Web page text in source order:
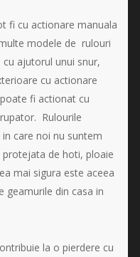
fi cu actionare manuala
modele de rulouri
ajutorul unui snur,
cu actionare
fi actionat cu
Rulourile
care noi nu suntem
protejata de hoti, ploaie
mai sigura este aceea
geamurile din casa in
la o pierdere cu